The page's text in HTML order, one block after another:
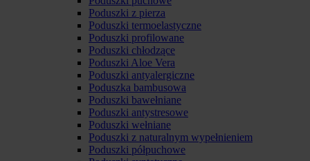
Poduszki z pierza
Poduszki termoelastyczne
Poduszki profilowane
Poduszki chłodzące
Poduszki Aloe Vera
Poduszki antyalergiczne
Poduszka bambusowa
Poduszki bawełniane
Poduszki antystresowe
Poduszki wełniane
Poduszki z naturalnym wypełnieniem
Poduszki półpuchowe